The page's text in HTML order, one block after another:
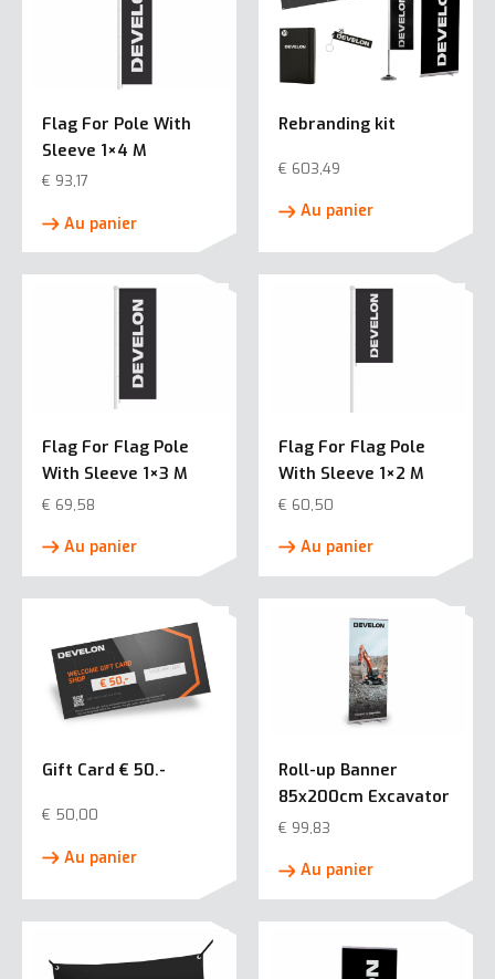
Flag For Pole With
Sleeve 1×4 M
€ 93,17
Au panier
Rebranding kit
€ 603,49
Au panier
Flag For Flag Pole
With Sleeve 1×3 M
€ 69,58
Au panier
Flag For Flag Pole
With Sleeve 1×2 M
€ 60,50
Au panier
Gift Card € 50.-
€ 50,00
Au panier
Roll-up Banner
85x200cm Excavator
€ 99,83
Au panier